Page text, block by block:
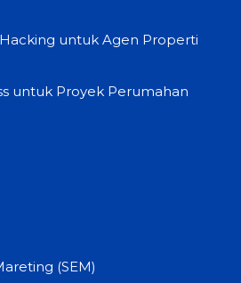
untuk Agen Properti
untuk Proyek Perumahan
(SEM)